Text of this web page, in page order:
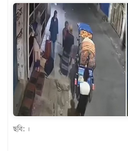
খেলাধুলা
বিনোদন
এক্সক্লুসিভ
শিক্ষাঙ্গন
অর্থনীতি
মতামত
অন্যান্য
ছবি: ।